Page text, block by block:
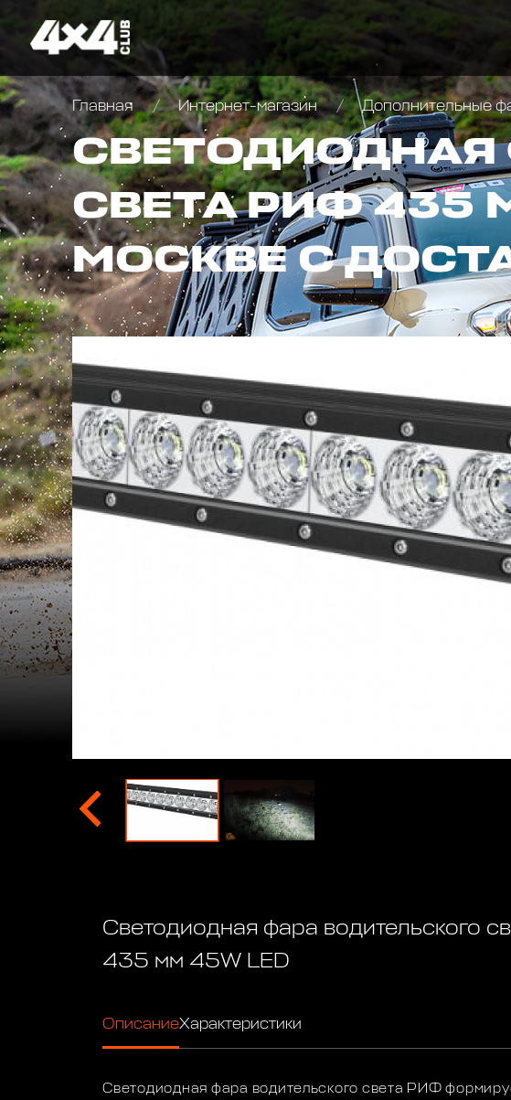
Главная Интернет-магазин Дополнительные
СВЕТОДИОДНАЯ
СВЕТА РИФ 435
МОСКВЕ С
Светодиодная фара водительского
435 мм 45W LED
ОписаниеХарактеристики
Светодиодная фара водительского света РИФ